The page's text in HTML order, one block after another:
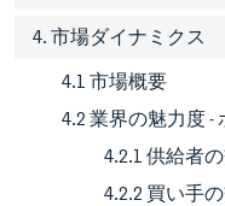
4. 市場ダイナミクス
4.1 市場概要
4.2 業界の魅力度
4.2.1 供給者
4.2.2 買い手